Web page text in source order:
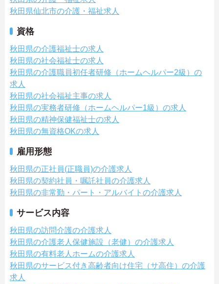
秋田県仙北市の介護・福祉求人
資格
秋田県の介護福祉士の求人
秋田県の社会福祉士の求人
秋田県の介護職員初任者研修（ホームヘルパー2級）の
求人
秋田県の社会福祉主事の求人
秋田県の実務者研修（ホームヘルパー1級）の求人
秋田県の精神保健福祉士の求人
秋田県の無資格OKの求人
雇用形態
秋田県の正社員(正職員)の介護求人
秋田県の契約社員・嘱託社員の介護求人
秋田県の非常勤・パート・アルバイトの介護求人
サービス内容
秋田県の訪問介護の介護求人
秋田県の介護老人保健施設（老健）の介護求人
秋田県の有料老人ホームの介護求人
秋田県のサービス付き高齢者向け住宅（サ高住）の介護
求人